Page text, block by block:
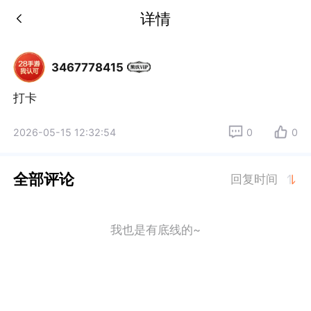
详情
3467778415
打卡
2026-05-15 12:32:54 0 0
全部评论 回复时间
我也是有底线的~